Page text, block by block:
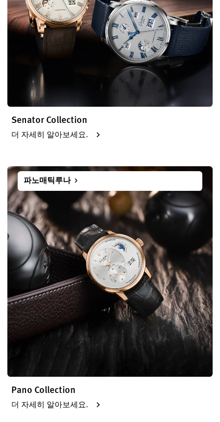
Senator Collection
더 자세히 알아보세요.
파노매틱루나
Pano Collection
더 자세히 알아보세요.